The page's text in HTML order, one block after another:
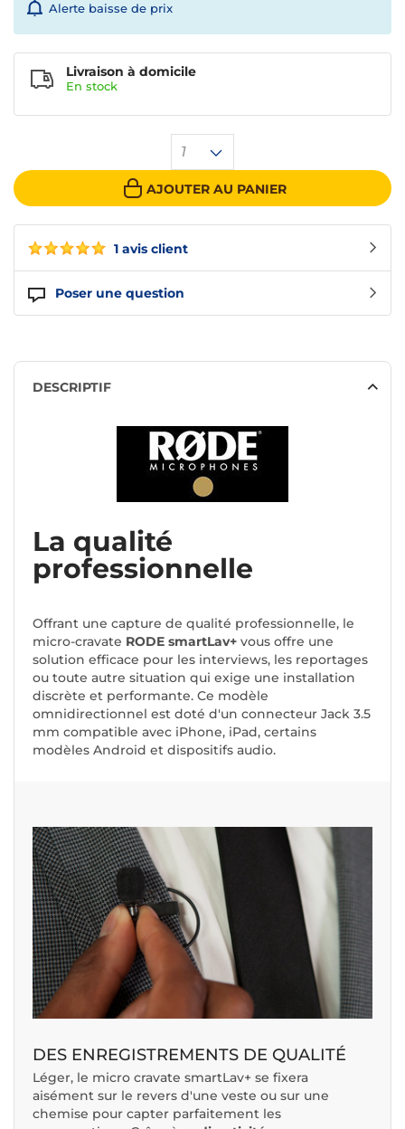
1 avis client
Poser une question
Alerte baisse de prix
1
AJOUTER AU PANIER
Livraison à domicile
En stock
DESCRIPTIF
La qualité
professionnelle
Offrant une capture de qualité professionnelle, le
micro-cravate RODE smartLav+ vous offre une
solution efficace pour les interviews, les reportages
ou toute autre situation qui exige une installation
discrète et performante. Ce modèle
omnidirectionnel est doté d'un connecteur Jack 3.5
mm compatible avec iPhone, iPad, certains
modèles Android et dispositifs audio.
DES ENREGISTREMENTS DE QUALITÉ
Léger, le micro cravate smartLav+ se fixera
aisément sur le revers d'une veste ou sur une
chemise pour capter parfaitement les